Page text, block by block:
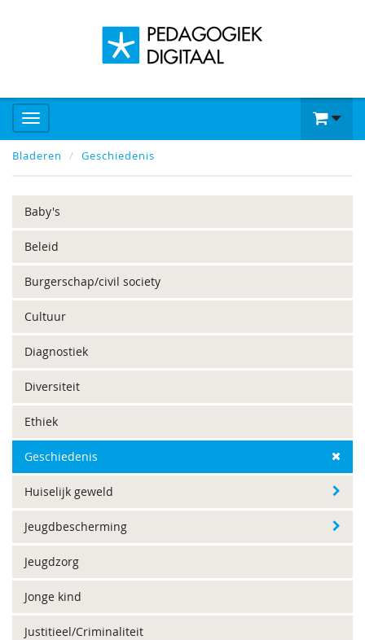
Bladeren Geschiedenis
Baby's
Beleid
Burgerschap/civil society
Cultuur
Diagnostiek
Diversiteit
Ethiek
Geschiedenis
Huiselijk geweld
Jeugdbescherming
Jeugdzorg
Jonge kind
Justitieel/Criminaliteit